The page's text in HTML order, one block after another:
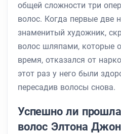
общей сложности три
волос. Когда первые две
знаменитый художник,
волос шляпами, которые
время, отказался от
этот раз у него были
пересадив волосы снова.
Успешно ли
волос Элтона